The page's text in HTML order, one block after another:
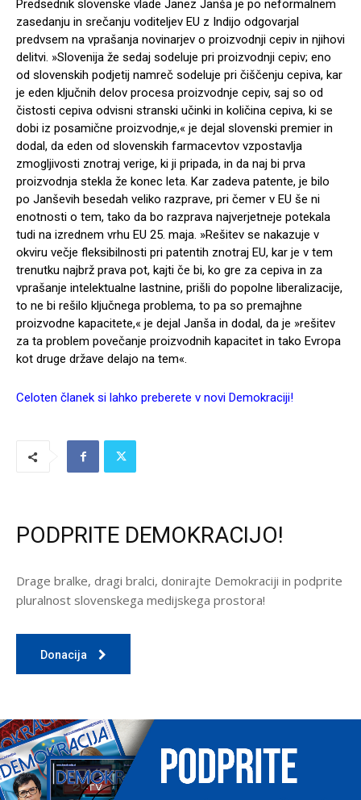
Predsednik slovenske vlade Janez Janša je po neformalnem
zasedanju in srečanju voditeljev EU z Indijo odgovarjal
predvsem na vprašanja novinarjev o proizvodnji cepiv in njihovi
delitvi. »Slovenija že sedaj sodeluje pri proizvodnji cepiv; eno
od slovenskih podjetij namreč sodeluje pri čiščenju cepiva, kar
je eden ključnih delov procesa proizvodnje cepiv, saj so od
čistosti cepiva odvisni stranski učinki in količina cepiva, ki se
dobi iz posamične proizvodnje,« je dejal slovenski premier in
dodal, da eden od slovenskih farmacevtov vzpostavlja
zmogljivosti znotraj verige, ki ji pripada, in da naj bi prva
proizvodnja stekla že konec leta. Kar zadeva patente, je bilo
po Janševih besedah veliko razprave, pri čemer v EU še ni
enotnosti o tem, tako da bo razprava najverjetneje potekala
tudi na izrednem vrhu EU 25. maja. »Rešitev se nakazuje v
okviru večje fleksibilnosti pri patentih znotraj EU, kar je v tem
trenutku najbrž prava pot, kajti če bi, ko gre za cepiva in za
vprašanje intelektualne lastnine, prišli do popolne liberalizacije,
to ne bi rešilo ključnega problema, to pa so premajhne
proizvodne kapacitete,« je dejal Janša in dodal, da je »rešitev
za ta problem povečanje proizvodnih kapacitet in tako Evropa
kot druge države delajo na tem«.
Celoten članek si lahko preberete v novi Demokraciji!
PODPRITE DEMOKRACIJO!
Drage bralke, dragi bralci, donirajte Demokraciji in podprite
pluralnost slovenskega medijskega prostora!
Donacija